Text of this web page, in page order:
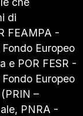
di
FEAMPA -
Europeo
e POR FESR -
Europeo
–
PNRA -